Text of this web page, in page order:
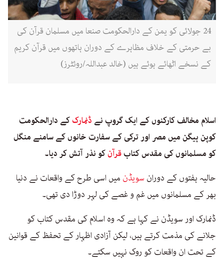
24 جولائی کو یمن کے دارالحکومت صنعا میں مسلمان قرآن کی
بے حرمتی کے خلاف مظاہرے کے دوران ہاتھوں میں قرآن کریم
کے نسخے اٹھائے ہوئے ہیں (خالد عبداللہ/روئٹرز)
اسلام مخالف کارکنوں کے ایک گروپ نے ڈنمارککے دارالحکومت
کوپن ہیگن میں مصر اور ترکی کے سفارت خانوں کے سامنے منگل
کو مسلمانوں کی مقدس کتابقرآنکو نذر آتش کر دیا۔
حالیہ ہفتوں کے دوران سویڈن میں اسی طرح کے واقعات نے دنیا
بھر کے مسلمانوں میں غم و غصے کی لہر دوڑا دی تھی۔
ڈنمارک اور سویڈن نے کہا ہے کہ وہ اسلام کی مقدس کتاب کو
جلانے کی مذمت کرتے ہیں، لیکن آزادی اظہار کے تحفظ کے قوانین
کے تحت ان واقعات کو روک نہیں سکتے۔